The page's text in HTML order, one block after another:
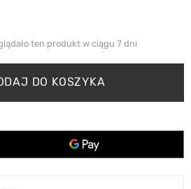
ten produkt w ciągu 7 dni
DO KOSZYKA